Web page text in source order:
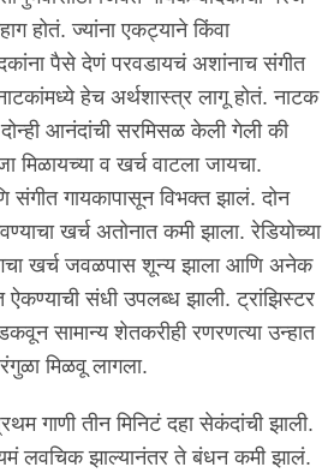
होतं. ज्यांना एकट्याने किंवा
पैसे देणं परवडायचं अशांनाच संगीत
हेच अर्थशास्त्र लागू होतं. नाटक
आनंदांची सरमिसळ केली गेली की
मिळायच्या व खर्च वाटला जायचा.
संगीत गायकापासून विभक्त झालं. दोन
खर्च अतोनात कमी झाला. रेडियोच्या
खर्च जवळपास शून्य झाला आणि अनेक
ऐकण्याची संधी उपलब्ध झाली. ट्रांझिस्टर
सामान्य शेतकरीही रणरणत्या उन्हात
मिळवू लागला.
गाणी तीन मिनिटं दहा सेकंदांची झाली.
लवचिक झाल्यानंतर ते बंधन कमी झालं.